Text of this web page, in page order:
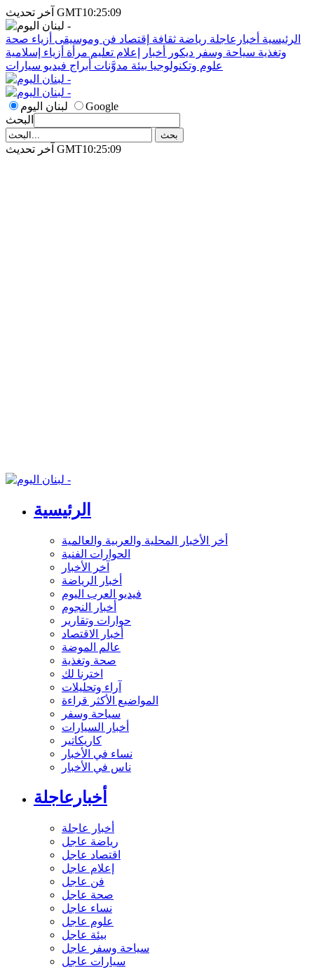
آخر تحديث GMT10:25:09
الرئيسية أخبارعاجلة رياضة ثقافة إقتصاد فن وموسيقى أزياء صحة
وتغذية سياحة وسفر ديكور أخبار إعلام تعليم مرأة أزياء إسلامية
علوم وتكنولوجيا بيئة مدوَّنات أبراج فيديو سيارات
لبنان اليوم
Google
البحث
آخر تحديث GMT10:25:09
الرئيسية
أخر الأخبار المحلية والعربية والعالمية
الحوارات الفنية
آخر الأخبار
أخبار الرياضة
فيديو العرب اليوم
أخبار النجوم
حوارات وتقارير
أخبار الاقتصاد
عالم الموضة
صحة وتغذية
اخترنا لك
آراء وتحليلات
المواضيع الأكثر قراءة
سياحة وسفر
أخبار السيارات
كاريكاتير
نساء في الأخبار
ناس في الأخبار
أخبارعاجلة
أخبار عاجلة
رياضة عاجل
اقتصاد عاجل
إعلام عاجل
فن عاجل
صحة عاجل
نساء عاجل
علوم عاجل
بيئة عاجل
سياحة وسفر عاجل
سيارات عاجل